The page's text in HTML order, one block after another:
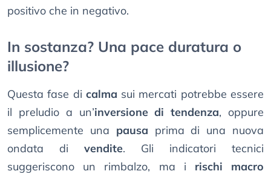
positivo che in negativo.
In sostanza? Una pace duratura o
illusione?
Questa fase di calma sui mercati potrebbe essere
il preludio a un’inversione di tendenza, oppure
semplicemente una pausa prima di una nuova
ondata di vendite. Gli indicatori tecnici
suggeriscono un rimbalzo, ma i rischi macro